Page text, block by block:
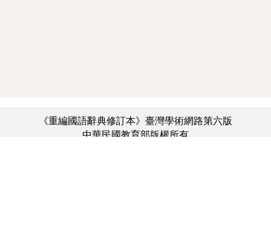
《重編國語辭典修訂本》臺灣學術網路第六版
中華民國教育部版權所有